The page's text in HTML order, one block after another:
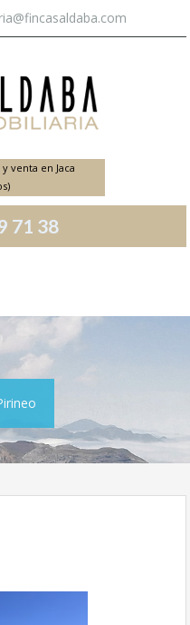
venta en Jaca
71 38